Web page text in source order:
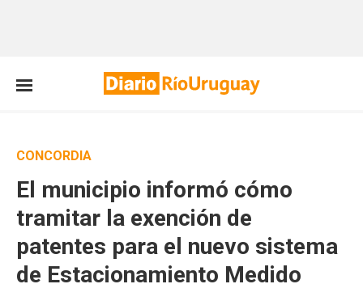
CONCORDIA
El municipio informó cómo
tramitar la exención de
patentes para el nuevo sistema
de Estacionamiento Medido